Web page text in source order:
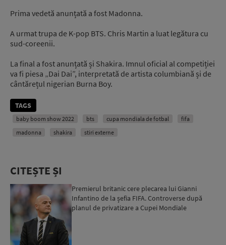
Prima vedetă anunțată a fost Madonna.
A urmat trupa de K-pop BTS. Chris Martin a luat legătura cu
sud-coreenii.
La final a fost anunțată și Shakira. Imnul oficial al competiției
va fi piesa „Dai Dai”, interpretată de artista columbiană și de
cântărețul nigerian Burna Boy.
TAGS
baby boom show 2022 bts cupa mondiala de fotbal
fifa
madonna
shakira stiri externe
CITEȘTE ȘI
Premierul britanic cere plecarea lui Gianni
Infantino de la șefia FIFA. Controverse după
planul de privatizare a Cupei Mondiale